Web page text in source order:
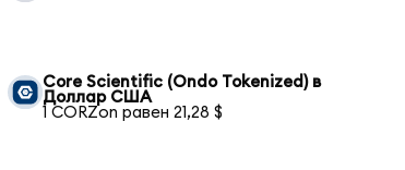
Core Scientific (Ondo Tokenized) в
Доллар США
1 CORZon равен 21,28 $